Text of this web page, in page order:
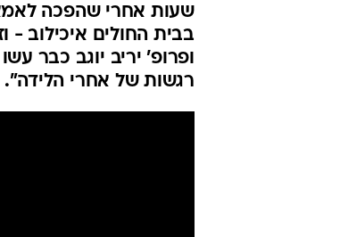
שעות אחרי שהפכה
בבית החולים איכילוב
ופרופ' יריב יוגב כבר
רגשות של אחרי הלידה".